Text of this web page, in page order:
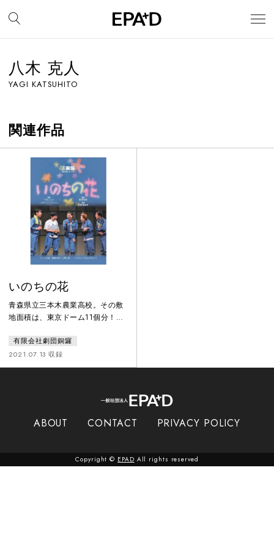
八木 克人
YAGI KATSUHITO
関連作品
いのちの花
青森県立三本木農業高校。その敷
地面積は、東京ドーム11個分！入
活。可愛い制服を着ることもな
く、毎日作業着で、早朝から糞の
匂いにやられながらも家畜たちの
分された動物たちの骨が「ゴミ」
―自分たちにできることはないだ
有限会社劇団銅鑼
2021.07.13 収録
ABOUT CONTACT PRIVACY POLICY
Copyright © EPAD All rights reserved